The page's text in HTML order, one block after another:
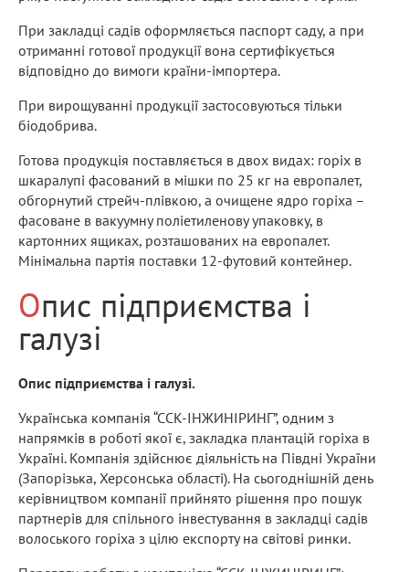
При закладці садів оформляється паспорт саду, а при
отриманні готової продукції вона сертифікується
відповідно до вимоги країни-імпортера.
При вирощуванні продукції застосовуються тільки
біодобрива.
Готова продукція поставляється в двох видах: горіх в
шкаралупі фасований в мішки по 25 кг на европалет,
обгорнутий стрейч-плівкою, а очищене ядро ​​горіха –
фасоване в вакуумну поліетиленову упаковку, в
картонних ящиках, розташованих на европалет.
Мінімальна партія поставки 12-футовий контейнер.
Опис підприємства і
галузі
Опис підприємства і галузі.
Українська компанія “ССК-ІНЖИНІРИНГ”, одним з
напрямків в роботі якої є, закладка плантацій горіха в
Україні. Компанія здійснює діяльність на Півдні України
(Запорізька, Херсонська області). На сьогоднішній день
керівництвом компанії прийнято рішення про пошук
партнерів для спільного інвестування в закладці садів
волоського горіха з цілю експорту на світові ринки.